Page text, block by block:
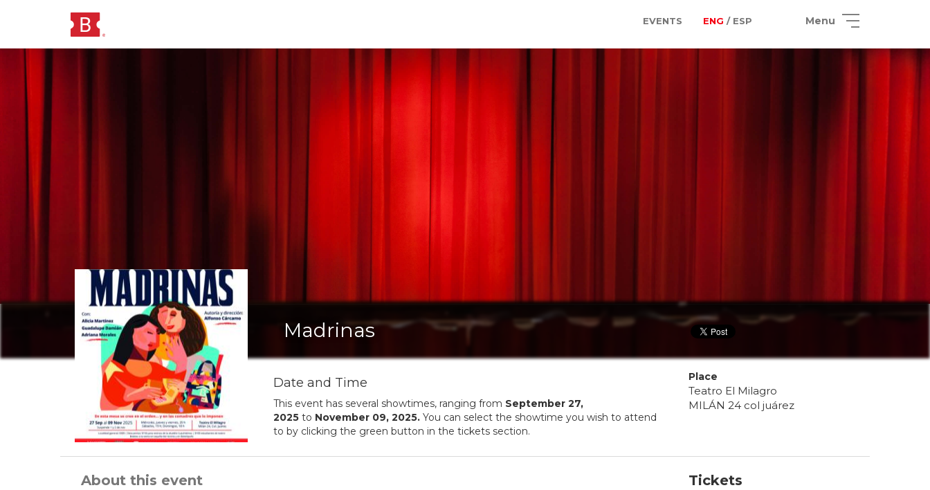
EVENTS ENG / ESP Menu
Madrinas
Date and Time
This event has several showtimes, ranging from September 27,
2025to November 09, 2025.You can select the showtime you wish to attend
to by clicking the green button in the tickets section.
Place
Teatro El Milagro
MILÁN 24 col juárez
About this event Tickets